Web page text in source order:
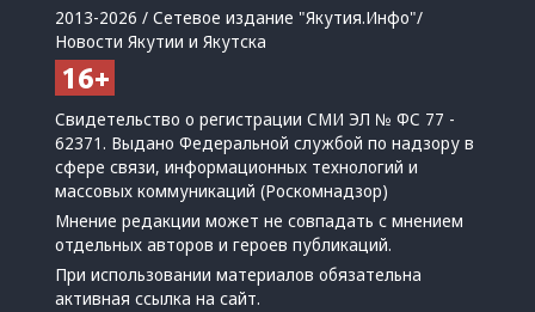
2013-2026 / Сетевое издание "Якутия.Инфо"/
Новости Якутии и Якутска
Свидетельство о регистрации СМИ ЭЛ № ФС 77 -
62371. Выдано Федеральной службой по надзору в
сфере связи, информационных технологий и
массовых коммуникаций (Роскомнадзор)
Мнение редакции может не совпадать с мнением
отдельных авторов и героев публикаций.
При использовании материалов обязательна
активная ссылка на сайт.